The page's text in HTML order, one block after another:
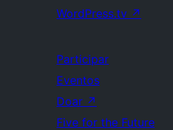
WordPress.tv ↗
Participar
Eventos
Doar ↗
Five for the Future